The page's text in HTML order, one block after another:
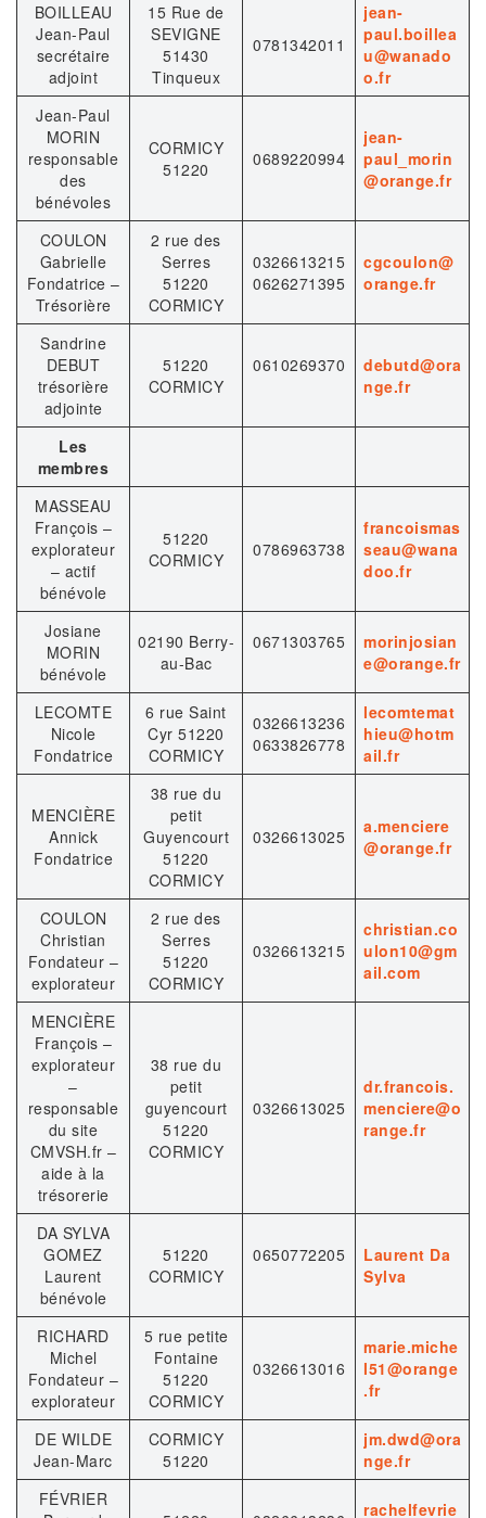
BOILLEAU
Jean-Paul
secrétaire
adjoint
15 Rue de
SEVIGNE
51430
Tinqueux
0781342011
jean-
paul.boillea
u@wanado
o.fr
Jean-Paul
MORIN
responsable
des
bénévoles
CORMICY
51220
0689220994
jean-
paul_morin
@orange.fr
COULON
Gabrielle
Fondatrice –
Trésorière
2 rue des
Serres
51220
CORMICY
0326613215
0626271395
cgcoulon@
orange.fr
Sandrine
DEBUT
trésorière
adjointe
51220
CORMICY
0610269370
debutd@ora
nge.fr
Les
membres
MASSEAU
François –
explorateur
– actif
bénévole
51220
CORMICY
0786963738
francoismas
seau@wana
doo.fr
Josiane
MORIN
bénévole
02190 Berry-
au-Bac
0671303765
morinjosian
e@orange.fr
LECOMTE
Nicole
Fondatrice
6 rue Saint
Cyr 51220
CORMICY
0326613236
0633826778
lecomtemat
hieu@hotm
ail.fr
MENCIÈRE
Annick
Fondatrice
38 rue du
petit
Guyencourt
51220
CORMICY
0326613025
a.menciere
@orange.fr
COULON
Christian
Fondateur –
explorateur
2 rue des
Serres
51220
CORMICY
0326613215
christian.co
ulon10@gm
ail.com
MENCIÈRE
François –
explorateur
–
responsable
du site
CMVSH.fr –
aide à la
trésorerie
38 rue du
petit
guyencourt
51220
CORMICY
0326613025
dr.francois.
menciere@o
range.fr
DA SYLVA
GOMEZ
Laurent
bénévole
51220
CORMICY
0650772205
Laurent Da
Sylva
RICHARD
Michel
Fondateur –
explorateur
5 rue petite
Fontaine
51220
CORMICY
0326613016
marie.miche
l51@orange
.fr
DE WILDE
Jean-Marc
CORMICY
51220
jm.dwd@ora
nge.fr
FÉVRIER
rachelfevrie